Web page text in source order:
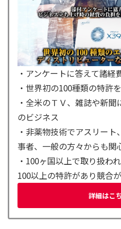
・アンケートに答えて諸経
・世界初の100種類の特許
・全米のＴＶ、雑誌や新
のビジネス
・非薬物技術でアスリー
事者、一般の方々からも関
・100ヶ国以上で取り扱わ
100以上の特許があり競合が
詳細はこ